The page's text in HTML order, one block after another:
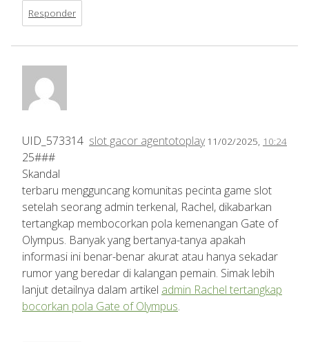
Responder
slot gacor agentotoplay 11/02/2025, 10:24
UID_573314
25###
Skandal
terbaru mengguncang komunitas pecinta game slot
setelah seorang admin terkenal, Rachel, dikabarkan
tertangkap membocorkan pola kemenangan Gate of
Olympus. Banyak yang bertanya-tanya apakah
informasi ini benar-benar akurat atau hanya sekadar
rumor yang beredar di kalangan pemain. Simak lebih
lanjut detailnya dalam artikel admin Rachel tertangkap
bocorkan pola Gate of Olympus.